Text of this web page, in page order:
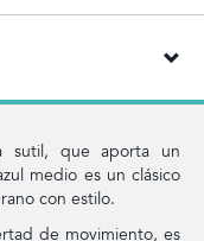
sutil, que aporta un
medio es un clásico
con estilo.
de movimiento, es